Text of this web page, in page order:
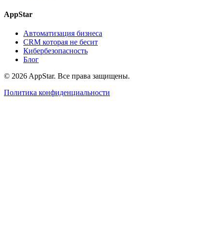
AppStar
Автоматизация бизнеса
CRM которая не бесит
Кибербезопасность
Блог
© 2026 AppStar. Все права защищены.
Политика конфиденциальности